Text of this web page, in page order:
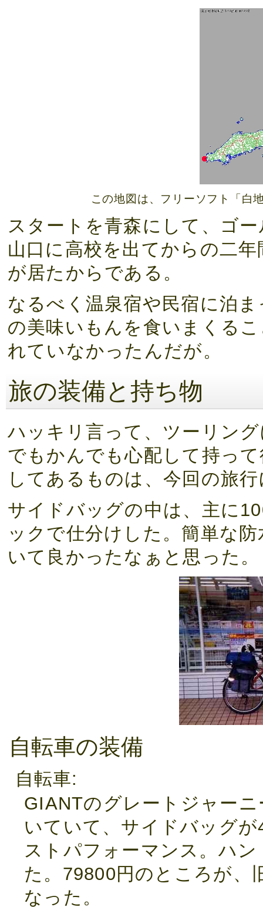
この地図は、フリーソフト「白
スタートを青森にして、ゴ
山口に高校を出てからの二
が居たからである。
なるべく温泉宿や民宿に泊
の美味いもんを食いまくる
れていなかったんだが。
旅の装備と持ち物
ハッキリ言って、ツーリン
でもかんでも心配して持っ
してあるものは、今回の旅
サイドバッグの中は、主に
ックで仕分けした。簡単な
いて良かったなぁと思った。
自転車の装備
自転車
GIANTのグレートジャー
いていて、サイドバッグ
ストパフォーマンス。ハ
た。79800円のところが、
なった。